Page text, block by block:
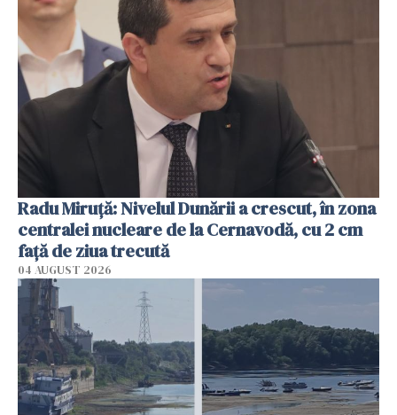
Radu Miruţă: Nivelul Dunării a crescut, în zona
centralei nucleare de la Cernavodă, cu 2 cm
faţă de ziua trecută
04 AUGUST 2026